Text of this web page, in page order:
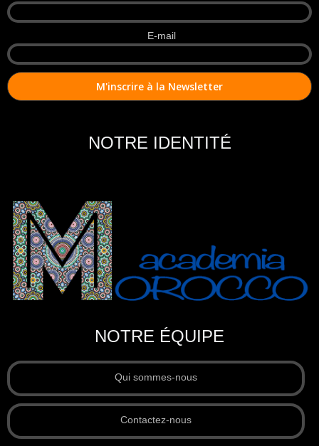
E-mail
NOTRE IDENTITÉ
NOTRE ÉQUIPE
Qui sommes-nous
Contactez-nous